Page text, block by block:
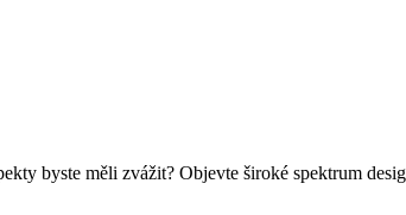
byste měli zvážit? Objevte široké spektrum